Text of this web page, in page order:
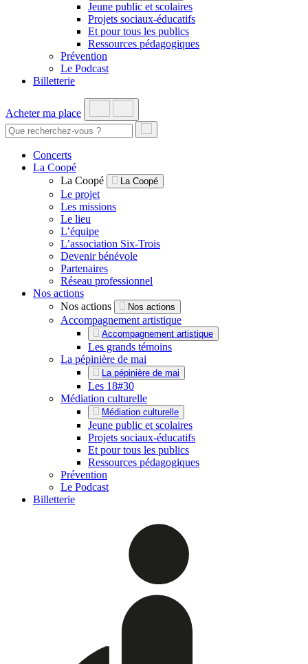
Jeune public et scolaires
Projets sociaux-éducatifs
Et pour tous les publics
Ressources pédagogiques
Prévention
Le Podcast
Billetterie
Acheter ma place
Concerts
La Coopé
La Coopé
La Coopé
Le projet
Les missions
Le lieu
L’équipe
L’association Six-Trois
Devenir bénévole
Partenaires
Réseau professionnel
Nos actions
Nos actions
Nos actions
Accompagnement artistique
Accompagnement artistique
Les grands témoins
La pépinière de mai
La pépinière de mai
Les 18#30
Médiation culturelle
Médiation culturelle
Jeune public et scolaires
Projets sociaux-éducatifs
Et pour tous les publics
Ressources pédagogiques
Prévention
Le Podcast
Billetterie